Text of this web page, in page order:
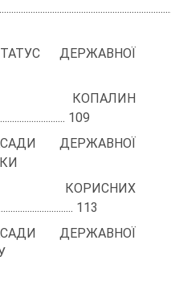
ДЕРЖАВНОЇ
КОПАЛИН
109
ДЕРЖАВНОЇ
113
ДЕРЖАВНОЇ